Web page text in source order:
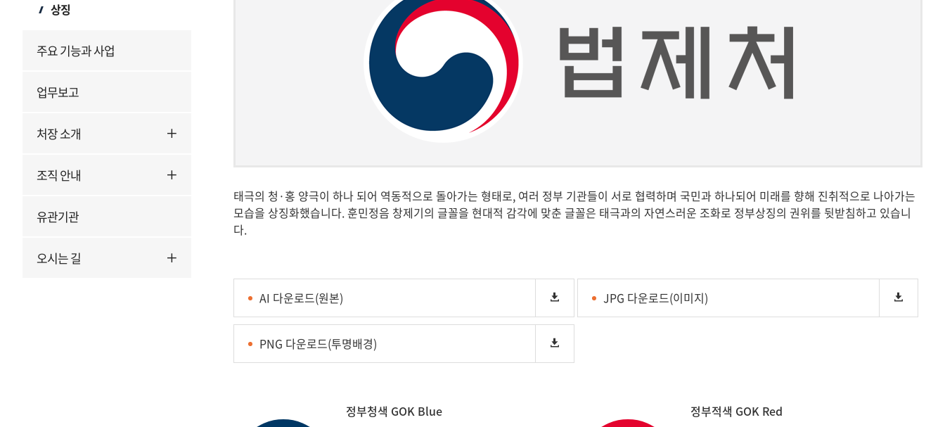
상징
주요 기능과 사업
업무보고
처장 소개
조직 안내
유관기관
오시는 길
태극의 청·홍 양극이 하나 되어 역동적으로 돌아가는 형태로, 여러 정부 기관들이 서로 협력하며 국민과 하나되어 미래를 향해 진취적으로 나아가는
모습을 상징화했습니다. 훈민정음 창제기의 글꼴을 현대적 감각에 맞춘 글꼴은 태극과의 자연스러운 조화로 정부상징의 권위를 뒷받침하고 있습니
다.
AI 다운로드(원본) JPG 다운로드(이미지)
PNG 다운로드(투명배경)
정부청색 GOK Blue 정부적색 GOK Red